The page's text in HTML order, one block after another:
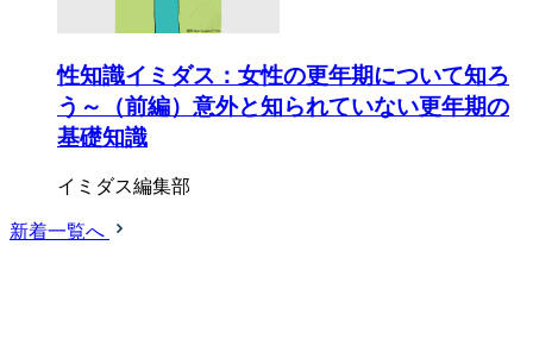
性知識イミダス：女性の更年期について知ろ
う～（前編）意外と知られていない更年期の
基礎知識
イミダス編集部
新着一覧へ